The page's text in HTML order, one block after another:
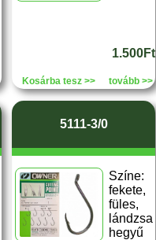
1.500Ft
Kosárba tesz >> tovább >>
5111-3/0
Színe:
fekete,
füles,
lándzsa
hegyű